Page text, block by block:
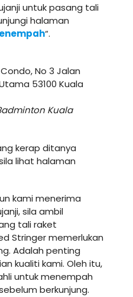
untuk pasang tali
halaman
“.
No 3 Jalan
53100 Kuala
Kuala
kerap ditanya
lihat halaman
kami menerima
sila ambil
tali raket
Stringer memerlukan
Adalah penting
kualiti kami. Oleh itu,
untuk menempah
berkunjung.